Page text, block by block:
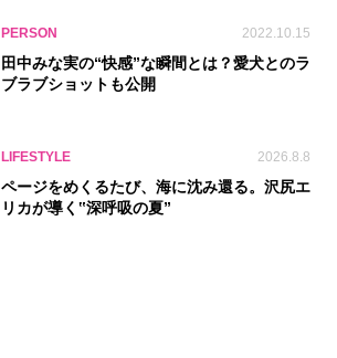
PERSON 2022.10.15
田中みな実の“快感”な瞬間とは？愛犬とのラ
ブラブショットも公開
LIFESTYLE 2026.8.8
ページをめくるたび、海に沈み還る。沢尻エ
リカが導く‟深呼吸の夏”